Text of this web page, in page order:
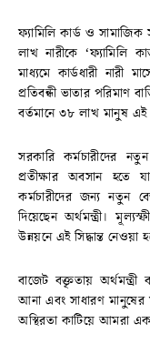
ফ্যামিলি কার্ড ও সামাজিক
লাখ নারীকে ‘ফ্যামিলি
মাধ্যমে কার্ডধারী নারী
প্রতিবন্ধী ভাতার পরিমাণ
বর্তমানে ৩৮ লাখ মানুষ এই
সরকারি কর্মচারীদের
প্রতীক্ষার অবসান হতে
কর্মচারীদের জন্য নতুন
দিয়েছেন অর্থমন্ত্রী।
উন্নয়নে এই সিদ্ধান্ত নেওয়া
বাজেট বক্তৃতায় অর্থমন্ত্রী
আনা এবং সাধারণ
অস্থিরতা কাটিয়ে আমরা